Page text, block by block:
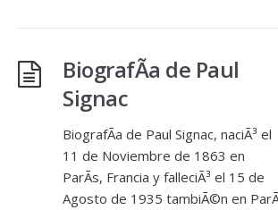
BiografÃ­a de Paul
Signac
BiografÃ­a de Paul Signac, naciÃ³ el
11 de Noviembre de 1863 en
ParÃ­s, Francia y falleciÃ³ el 15 de
Agosto de 1935 tambiÃ©n en